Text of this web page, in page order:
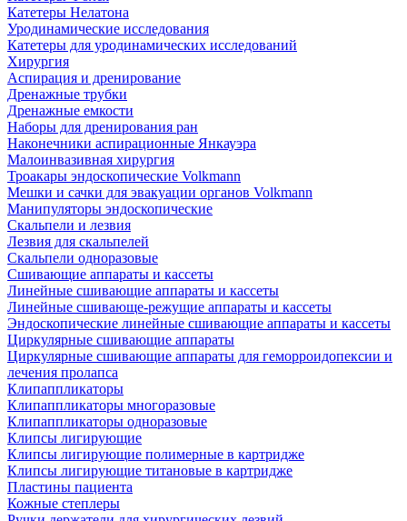
Катетеры Нелатона
Уродинамические исследования
Катетеры для уродинамических исследований
Хирургия
Аспирация и дренирование
Дренажные трубки
Дренажные емкости
Наборы для дренирования ран
Наконечники аспирационные Янкауэра
Малоинвазивная хирургия
Троакары эндоскопические Volkmann
Мешки и сачки для эвакуации органов Volkmann
Манипуляторы эндоскопические
Скальпели и лезвия
Лезвия для скальпелей
Скальпели одноразовые
Сшивающие аппараты и кассеты
Линейные сшивающие аппараты и кассеты
Линейные сшивающе-режущие аппараты и кассеты
Эндоскопические линейные сшивающие аппараты и кассеты
Циркулярные сшивающие аппараты
Циркулярные сшивающие аппараты для геморроидопексии и
лечения пролапса
Клипаппликаторы
Клипаппликаторы многоразовые
Клипаппликаторы одноразовые
Клипсы лигирующие
Клипсы лигирующие полимерные в картридже
Клипсы лигирующие титановые в картридже
Пластины пациента
Кожные степлеры